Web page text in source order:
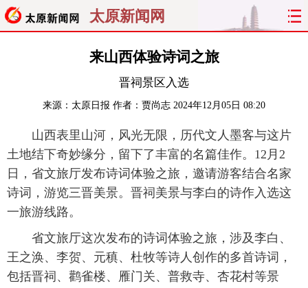
太原新闻网
聚焦 太原
关注 文明
旅游 理财 政务 教育
看天下 晋月读 最太原 网罗民生
来山西体验诗词之旅
晋祠景区入选
来源： 太原日报 作者：贾尚志 2024年12月05日 08:20
山西表里山河，风光无限，历代文人墨客与这片
土地结下奇妙缘分，留下了丰富的名篇佳作。12月2
日，省文旅厅发布诗词体验之旅，邀请游客结合名家
诗词，游览三晋美景。晋祠美景与李白的诗作入选这
一旅游线路。
省文旅厅这次发布的诗词体验之旅，涉及李白、
王之涣、李贺、元稹、杜牧等诗人创作的多首诗词，
包括晋祠、鹳雀楼、雁门关、普救寺、杏花村等景